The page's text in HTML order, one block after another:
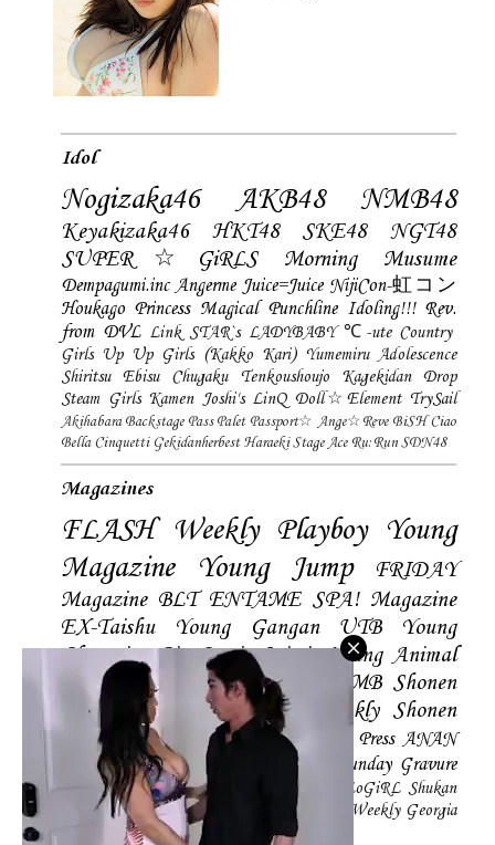
Idol
Nogizaka46 AKB48 NMB48
Keyakizaka46 HKT48 SKE48
NGT48
SUPER☆GiRLS
Morning Musume
Dempagumi.inc Angerme Juice=Juice NijiCon-虹コン
Houkago Princess Magical Punchline Idoling!!! Rev.
from DVL Link STAR`s LADYBABY ℃-ute Country
Girls Up Up Girls (Kakko Kari) Yumemiru Adolescence
Shiritsu Ebisu Chugaku
Tenkoushoujo Kagekidan
Drop
Steam Girls Kamen Joshi's LinQ Doll☆Element TrySail
Akihabara Backstage Pass Palet Passport☆ Ange☆Reve BiSH Ciao
Bella Cinquetti Gekidanherbest Haraeki Stage Ace Ru:Run SDN48
Magazines
FLASH Weekly Playboy Young
Magazine
Young Jump
FRIDAY
Magazine BLT ENTAME SPA! Magazine
EX-Taishu
Young Gangan UTB
Young
Champion Big Comic Spirtis Young Animal
Shonen Magazine BUBKA BOMB Shonen
Champion
Manga Action
Weekly Shonen
Sunday
Photobooks BRODY Hustle Press ANAN
Magazine SMART Magazine Young Sunday Gravure
The Television CD&DL My Girl Daily LoGiRL Shukan
Taishu Girls! Magazine Soccer Game King Weekly Georgia
Sunday Magazine Mery Magazine